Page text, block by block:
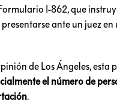
I-862, que
ante un juez en
de Los Ángeles, esta
el número de
.